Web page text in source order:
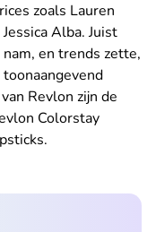
zoals Lauren
Alba. Juist
en trends zette,
Revlon zijn de
Colorstay